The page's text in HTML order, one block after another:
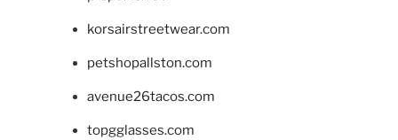
korsairstreetwear.com
petshopallston.com
avenue26tacos.com
topgglasses.com